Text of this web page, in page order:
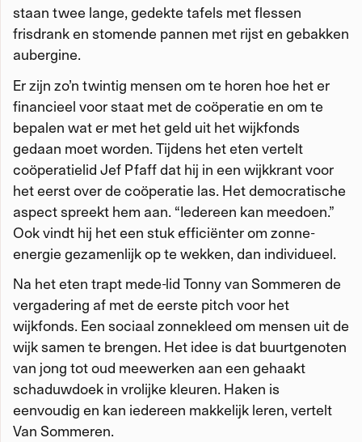
staan twee lange, gedekte tafels met flessen
frisdrank en stomende pannen met rijst en gebakken
aubergine.
Er zijn zo’n twintig mensen om te horen hoe het er
financieel voor staat met de coöperatie en om te
bepalen wat er met het geld uit het wijkfonds
gedaan moet worden. Tijdens het eten vertelt
coöperatielid Jef Pfaff dat hij in een wijkkrant voor
het eerst over de coöperatie las. Het democratische
aspect spreekt hem aan. “Iedereen kan meedoen.”
Ook vindt hij het een stuk efficiënter om zonne-
energie gezamenlijk op te wekken, dan individueel.
Na het eten trapt mede-lid Tonny van Sommeren de
vergadering af met de eerste pitch voor het
wijkfonds. Een sociaal zonnekleed om mensen uit de
wijk samen te brengen. Het idee is dat buurtgenoten
van jong tot oud meewerken aan een gehaakt
schaduwdoek in vrolijke kleuren. Haken is
eenvoudig en kan iedereen makkelijk leren, vertelt
Van Sommeren.